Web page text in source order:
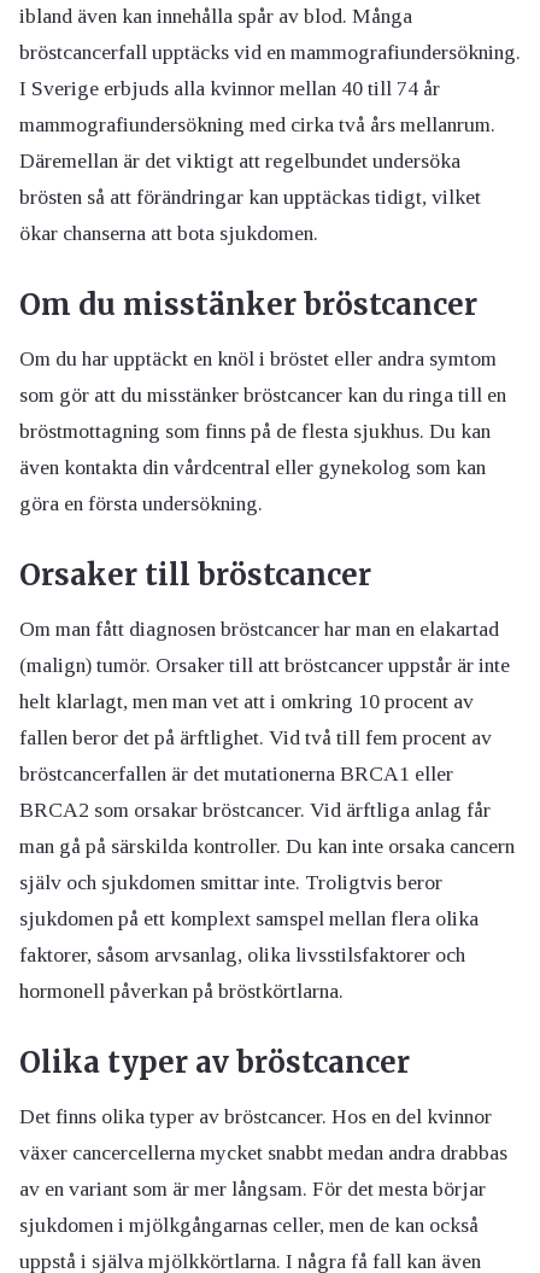
ibland även kan innehålla spår av blod. Många
bröstcancerfall upptäcks vid en mammografiundersökning.
I Sverige erbjuds alla kvinnor mellan 40 till 74 år
mammografiundersökning med cirka två års mellanrum.
Däremellan är det viktigt att regelbundet undersöka
brösten så att förändringar kan upptäckas tidigt, vilket
ökar chanserna att bota sjukdomen.
Om du misstänker bröstcancer
Om du har upptäckt en knöl i bröstet eller andra symtom
som gör att du misstänker bröstcancer kan du ringa till en
bröstmottagning som finns på de flesta sjukhus. Du kan
även kontakta din vårdcentral eller gynekolog som kan
göra en första undersökning.
Orsaker till bröstcancer
Om man fått diagnosen bröstcancer har man en elakartad
(malign) tumör. Orsaker till att bröstcancer uppstår är inte
helt klarlagt, men man vet att i omkring 10 procent av
fallen beror det på ärftlighet. Vid två till fem procent av
bröstcancerfallen är det mutationerna BRCA1 eller
BRCA2 som orsakar bröstcancer. Vid ärftliga anlag får
man gå på särskilda kontroller. Du kan inte orsaka cancern
själv och sjukdomen smittar inte. Troligtvis beror
sjukdomen på ett komplext samspel mellan flera olika
faktorer, såsom arvsanlag, olika livsstilsfaktorer och
hormonell påverkan på bröstkörtlarna.
Olika typer av bröstcancer
Det finns olika typer av bröstcancer. Hos en del kvinnor
växer cancercellerna mycket snabbt medan andra drabbas
av en variant som är mer långsam. För det mesta börjar
sjukdomen i mjölkgångarnas celler, men de kan också
uppstå i själva mjölkkörtlarna. I några få fall kan även